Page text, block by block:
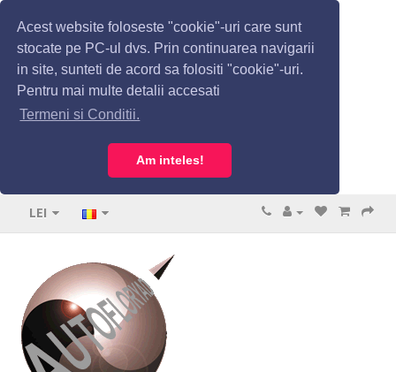
Acest website foloseste "cookie"-uri care sunt
stocate pe PC-ul dvs. Prin continuarea navigarii
in site, sunteti de acord sa folositi "cookie"-uri.
Pentru mai multe detalii accesati
Termeni si Conditii.
Am inteles!
LEI